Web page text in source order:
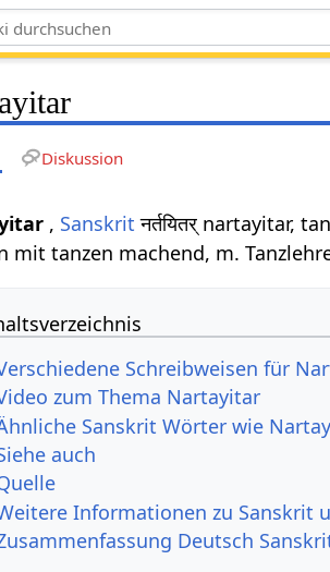
Diskussion
, Sanskrit नर्तयितर् nartayitar,
mit tanzen machend, m.
Schreibweisen für
zum Thema Nartayitar
Sanskrit Wörter wie
auch
Informationen zu Sanskrit
Deutsch